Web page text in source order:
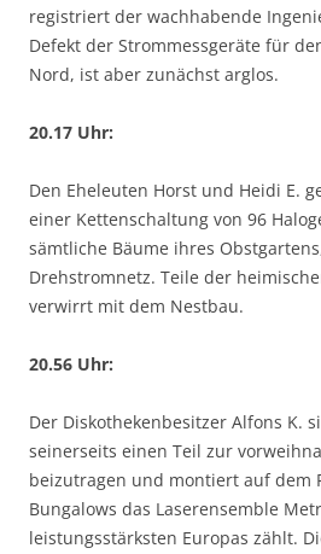
registriert der wachhabende
Defekt der Strommessgeräte für
Nord, ist aber zunächst arglos.
20.17 Uhr:
Den Eheleuten Horst und Heidi E.
einer Kettenschaltung von 96
sämtliche Bäume ihres
Drehstromnetz. Teile der
verwirrt mit dem Nestbau.
20.56 Uhr:
Der Diskothekenbesitzer Alfons K.
seinerseits einen Teil zur
beizutragen und montiert auf dem
Bungalows das Laserensemble
leistungsstärksten Europas zählt.